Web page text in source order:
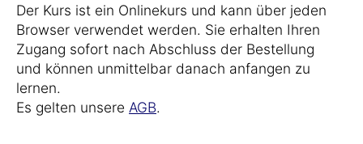
Der Kurs ist ein Onlinekurs und kann über jeden
Browser verwendet werden. Sie erhalten Ihren
Zugang sofort nach Abschluss der Bestellung
und können unmittelbar danach anfangen zu
lernen.
Es gelten unsere AGB.